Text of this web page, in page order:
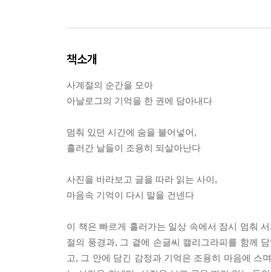
책소개
사계절의 순간을 모아
아날로그의 기억을 한 권에 담아내다
멈춰 있던 시간에 숨을 불어넣어,
흘러간 날들이 조용히 되살아난다
사진을 바라보고 글을 따라 읽는 사이,
마음속 기억이 다시 말을 건넨다
이 책은 빠르게 흘러가는 일상 속에서 잠시 멈춰
절의 풍경과, 그 곁에 손글씨 캘리그라피를 함께
고, 그 안에 담긴 감정과 기억은 조용히 마음에 스